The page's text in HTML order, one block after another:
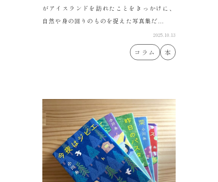
がアイスランドを訪れたことをきっかけに、
自然や身の回りのものを捉えた写真集だ...
2025.10.13
コラム 本